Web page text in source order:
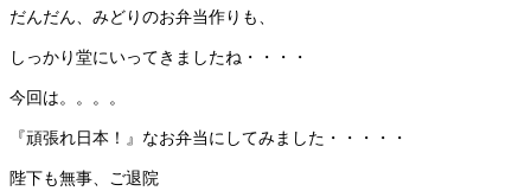
だんだん、みどりのお弁当作りも、
しっかり堂にいってきましたね・・・・
今回は。。。。
『頑張れ日本！』なお弁当にしてみました・・・・・
陛下も無事、ご退院